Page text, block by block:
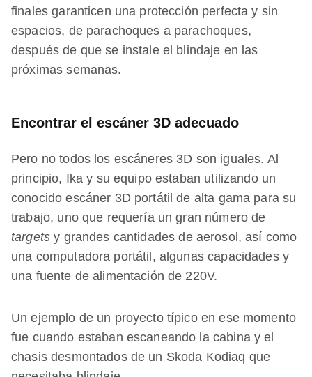
finales garanticen una protección perfecta y sin
espacios, de parachoques a parachoques,
después de que se instale el blindaje en las
próximas semanas.
Encontrar el escáner 3D adecuado
Pero no todos los escáneres 3D son iguales. Al
principio, Ika y su equipo estaban utilizando un
conocido escáner 3D portátil de alta gama para su
trabajo, uno que requería un gran número de
targets y grandes cantidades de aerosol, así como
una computadora portátil, algunas capacidades y
una fuente de alimentación de 220V.
Un ejemplo de un proyecto típico en ese momento
fue cuando estaban escaneando la cabina y el
chasis desmontados de un Skoda Kodiaq que